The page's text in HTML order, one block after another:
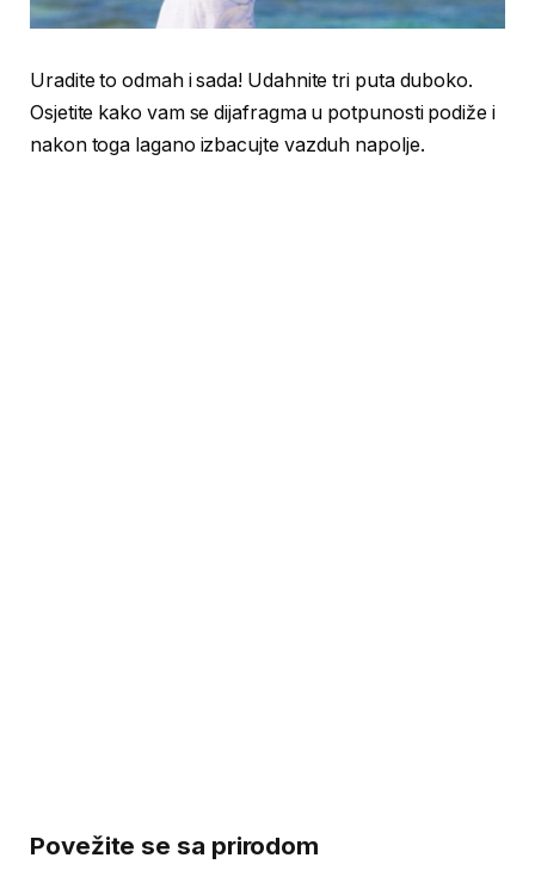
Uradite to odmah i sada! Udahnite tri puta duboko.
Osjetite kako vam se dijafragma u potpunosti podiže i
nakon toga lagano izbacujte vazduh napolje.
Povežite se sa prirodom